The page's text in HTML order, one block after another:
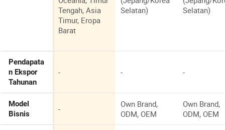
Tengah, Asia
Timur, Eropa
Barat
Selatan)
Selatan)
Pendapata
n Ekspor
Tahunan
- - -
Model
Bisnis
-
Own Brand,
ODM, OEM
Own Brand,
ODM, OEM